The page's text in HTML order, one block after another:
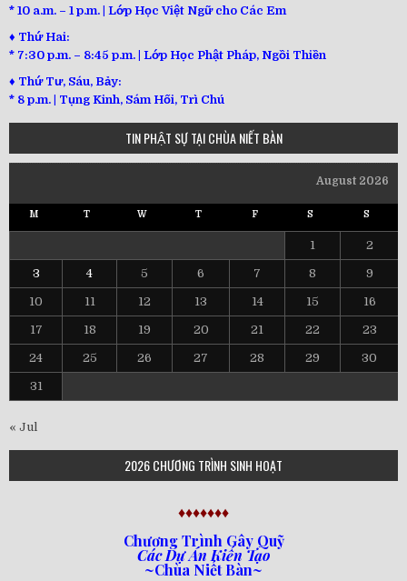
* 10 a.m. – 1 p.m. | Lớp Học Việt Ngữ cho Các Em
♦ Thứ Hai:
* 7:30 p.m. – 8:45 p.m. | Lớp Học Phật Pháp, Ngồi Thiền
♦ Thứ Tư, Sáu, Bảy:
* 8 p.m. | Tụng Kinh, Sám Hối, Trì Chú
TIN PHẬT SỰ TẠI CHÙA NIẾT BÀN
August 2026
M T W T F S S
1 2
3 4 5 6 7 8 9
10 11 12 13 14 15 16
17 18 19 20 21 22 23
24 25 26 27 28 29 30
31
« Jul
2026 CHƯƠNG TRÌNH SINH HOẠT
♦♦♦♦♦♦♦
Chương Trình Gây Quỹ
Các Dự Án Kiến Tạo
~Chùa Niết Bàn~